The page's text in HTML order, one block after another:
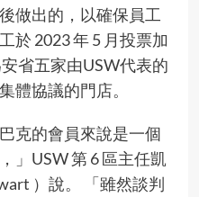
做出的，以確保員工
於 2023 年 5 月投票加
省五家由USW代表的
體協議的門店。
克的會員來說是一個
」USW 第 6 區主任凱
）說。 「雖然談判